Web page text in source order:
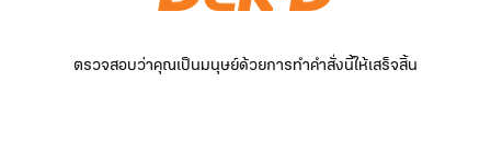
ตรวจสอบว่าคุณเป็นมนุษย์ด้วยการทำคำสั่งนี้ให้เสร็จสิ้น